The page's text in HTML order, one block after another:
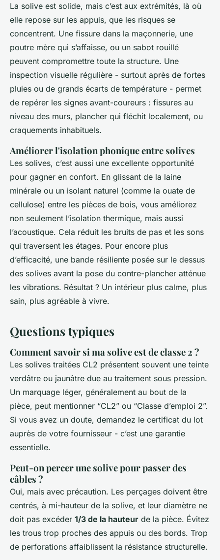
La solive est solide, mais c’est aux extrémités, là où
elle repose sur les appuis, que les risques se
concentrent. Une fissure dans la maçonnerie, une
poutre mère qui s’affaisse, ou un sabot rouillé
peuvent compromettre toute la structure. Une
inspection visuelle régulière - surtout après de fortes
pluies ou de grands écarts de température - permet
de repérer les signes avant-coureurs : fissures au
niveau des murs, plancher qui fléchit localement, ou
craquements inhabituels.
Améliorer l'isolation phonique entre solives
Les solives, c’est aussi une excellente opportunité
pour gagner en confort. En glissant de la laine
minérale ou un isolant naturel (comme la ouate de
cellulose) entre les pièces de bois, vous améliorez
non seulement l’isolation thermique, mais aussi
l’acoustique. Cela réduit les bruits de pas et les sons
qui traversent les étages. Pour encore plus
d’efficacité, une bande résiliente posée sur le dessus
des solives avant la pose du contre-plancher atténue
les vibrations. Résultat ? Un intérieur plus calme, plus
sain, plus agréable à vivre.
Questions typiques
Comment savoir si ma solive est de classe 2 ?
Les solives traitées CL2 présentent souvent une teinte
verdâtre ou jaunâtre due au traitement sous pression.
Un marquage léger, généralement au bout de la
pièce, peut mentionner “CL2” ou “Classe d’emploi 2”.
Si vous avez un doute, demandez le certificat du lot
auprès de votre fournisseur - c’est une garantie
essentielle.
Peut-on percer une solive pour passer des
câbles ?
Oui, mais avec précaution. Les perçages doivent être
centrés, à mi-hauteur de la solive, et leur diamètre ne
doit pas excéder 1/3 de la hauteur de la pièce. Évitez
les trous trop proches des appuis ou des bords. Trop
de perforations affaiblissent la résistance structurelle.